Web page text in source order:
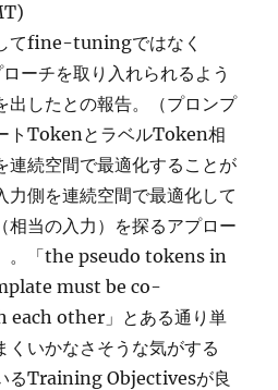
てfine-tuningではなく
ーチを取り入れられるよう
出したとの報告。（プロンプ
トTokenとラベルToken相
連続空間で最適化することが
力側を連続空間で最適化して
相当の入力）を探るアプロー
。「the pseudo tokens in
must be co-
other」とある通り単
くいかなさそうな気がする
るTraining Objectivesが良